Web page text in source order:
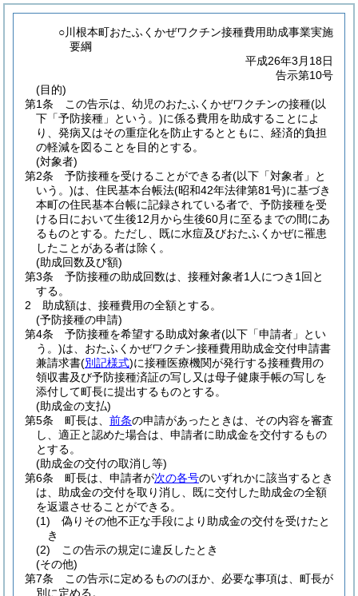
○川根本町おたふくかぜワクチン接種費用助成事業実施
要綱
平成26年3月18日
告示第10号
(目的)
第1条
この告示は、幼児のおたふくかぜワクチンの接種(以
下「予防接種」という。)に係る費用を助成することによ
り、発病又はその重症化を防止するとともに、経済的負担
の軽減を図ることを目的とする。
(対象者)
第2条
予防接種を受けることができる者(以下「対象者」と
いう。)は、住民基本台帳法(昭和42年法律第81号)に基づき
本町の住民基本台帳に記録されている者で、予防接種を受
ける日において生後12月から生後60月に至るまでの間にあ
るものとする。 ただし、既に水痘及びおたふくかぜに罹患
したことがある者は除く。
(助成回数及び額)
第3条
予防接種の助成回数は、接種対象者1人につき1回と
する。
2
助成額は、接種費用の全額とする。
(予防接種の申請)
第4条
予防接種を希望する助成対象者(以下「申請者」とい
う。)は、おたふくかぜワクチン接種費用助成金交付申請書
兼請求書(別記様式)に接種医療機関が発行する接種費用の
領収書及び予防接種済証の写し又は母子健康手帳の写しを
添付して町長に提出するものとする。
(助成金の支払)
第5条
町長は、 前条の申請があったときは、その内容を審査
し、適正と認めた場合は、申請者に助成金を交付するもの
とする。
(助成金の交付の取消し等)
第6条
町長は、申請者が次の各号のいずれかに該当するとき
は、助成金の交付を取り消し、既に交付した助成金の全額
を返還させることができる。
(1)
偽りその他不正な手段により助成金の交付を受けたと
き
(2)
この告示の規定に違反したとき
(その他)
第7条
この告示に定めるもののほか、必要な事項は、町長が
別に定める。